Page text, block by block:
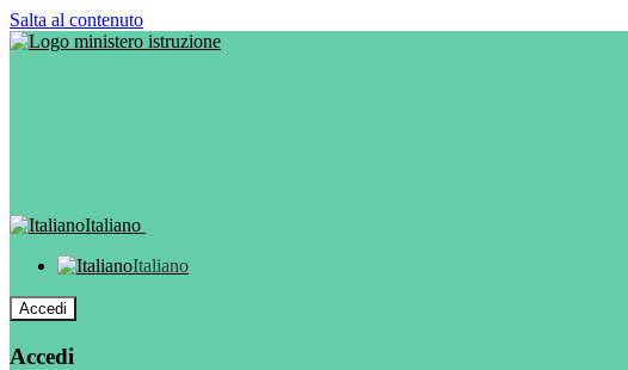
Salta al contenuto
Italiano
Italiano
Accedi
Accedi